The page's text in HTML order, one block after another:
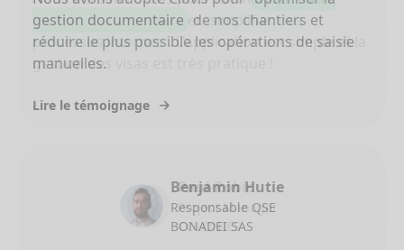
gestion documentaire et simplifier nos
processus internes . L'application est simple et la
gestion des visas est très pratique !
Lire le témoignage
Paul Robic
Project Manager
COLONIES